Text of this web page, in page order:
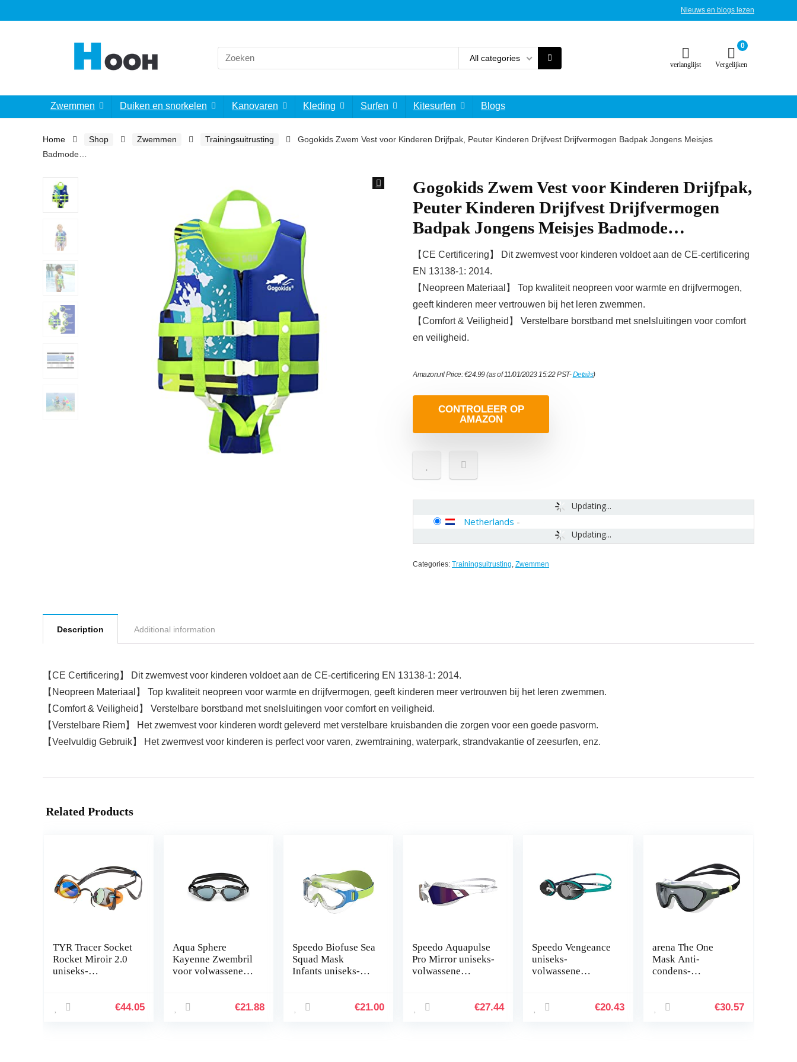
Nieuws en blogs lezen
Search
for:
All categories
verlanglijst
0
Vergelijken
Zwemmen Duiken en snorkelen Kanovaren Kleding Surfen Kitesurfen Blogs
Home Shop Zwemmen Trainingsuitrusting
Gogokids Zwem Vest voor Kinderen Drijfpak, Peuter Kinderen Drijfvest Drijfvermogen Badpak Jongens Meisjes
Badmode…
Gogokids Zwem Vest voor Kinderen Drijfpak,
Peuter Kinderen Drijfvest Drijfvermogen
Badpak Jongens Meisjes Badmode…
【CE Certificering】 Dit zwemvest voor kinderen voldoet aan de CE-certificering
EN 13138-1: 2014.
【Neopreen Materiaal】 Top kwaliteit neopreen voor warmte en drijfvermogen,
geeft kinderen meer vertrouwen bij het leren zwemmen.
【Comfort & Veiligheid】 Verstelbare borstband met snelsluitingen voor comfort
en veiligheid.
Amazon.nl Price:€24.99(as of 11/01/2023 15:22 PST-Details)
CONTROLEER OP
AMAZON
Updating...
Updating...
Netherlands -
Categories: Trainingsuitrusting, Zwemmen
Description Additional information
【CE Certificering】 Dit zwemvest voor kinderen voldoet aan de CE-certificering EN 13138-1: 2014.
【Neopreen Materiaal】 Top kwaliteit neopreen voor warmte en drijfvermogen, geeft kinderen meer vertrouwen bij het leren zwemmen.
【Comfort & Veiligheid】 Verstelbare borstband met snelsluitingen voor comfort en veiligheid.
【Verstelbare Riem】 Het zwemvest voor kinderen wordt geleverd met verstelbare kruisbanden die zorgen voor een goede pasvorm.
【Veelvuldig Gebruik】 Het zwemvest voor kinderen is perfect voor varen, zwemtraining, waterpark, strandvakantie of zeesurfen, enz.
Related Products
TYR Tracer Socket
Rocket Miroir 2.0
uniseks-
€44.05
Aqua Sphere
Kayenne Zwembril
voor volwassenen,
€21.88
Speedo Biofuse Sea
Squad Mask
Infants uniseks-
€21.00
Speedo Aquapulse
Pro Mirror uniseks-
volwassene
€27.44
Speedo Vengeance
uniseks-
volwassene
€20.43
arena The One
Mask Anti-
condens-
zwemmasker met
€30.57